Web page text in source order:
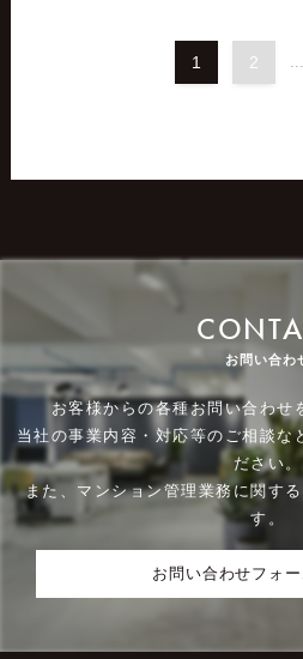
1 2
お問い合わ
お客様からの各種お問い合わせ
当社の事業内容・対応等のご相談な
ださい。
また、マンション管理業務に関す
す。
お問い合わせフォ